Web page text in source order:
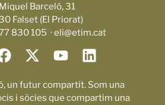
Barceló, 31
Falset (El Priorat)
830 105 · eli@etim.cat
un futur compartit. Som una
i sòcies que compartim una